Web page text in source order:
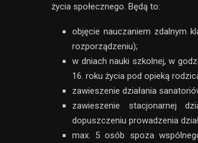
życia społecznego. Będą to:
objęcie nauczaniem zdalnym
rozporządzeniu);
w dniach nauki szkolnej, w
16. roku życia pod opieką
zawieszenie działania
zawieszenie stacjonarnej
dopuszczeniu prowadzenia
max. 5 osób spoza